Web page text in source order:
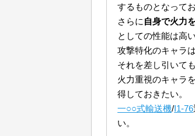
するものとなって
さらに 自身で火力
としての性能は高い
攻撃特化のキャラ
それを差し引いても
火力重視のキャラ
得しておきたい。
一○○式輸送機/I1-76
い。